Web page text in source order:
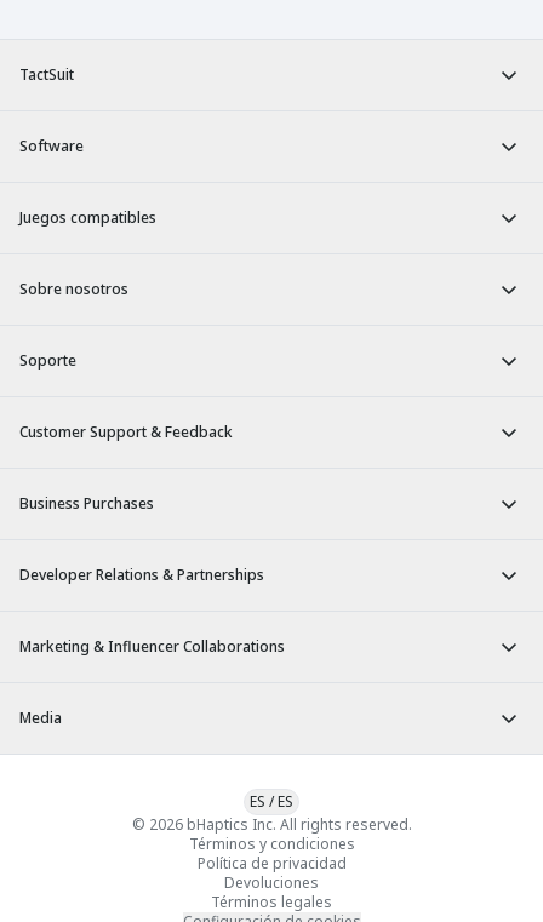
TactSuit
Software
Juegos compatibles
Sobre nosotros
Soporte
Customer Support & Feedback
Business Purchases
Developer Relations & Partnerships
Marketing & Influencer Collaborations
Media
© 2026 bHaptics Inc. All rights reserved.
Términos y condiciones
Política de privacidad
Devoluciones
Términos legales
ES /ES